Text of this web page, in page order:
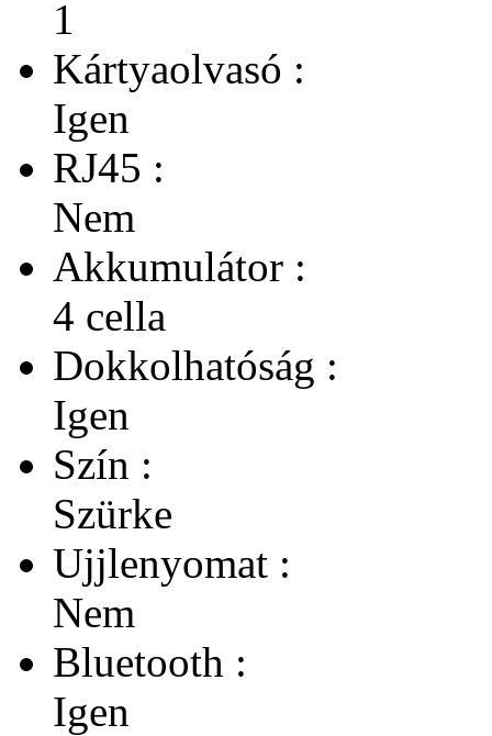
1
Kártyaolvasó :
Igen
RJ45 :
Nem
Akkumulátor :
4 cella
Dokkolhatóság :
Igen
Szín :
Szürke
Ujjlenyomat :
Nem
Bluetooth :
Igen